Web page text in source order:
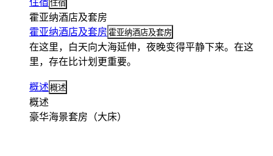
住宿
霍亚纳酒店及套房
霍亚纳酒店及套房 霍亚纳酒店及套房
在这里，白天向大海延伸，夜晚变得平静下来。在这
里，存在比计划更重要。
概述 概述
概述
豪华海景套房（大床）